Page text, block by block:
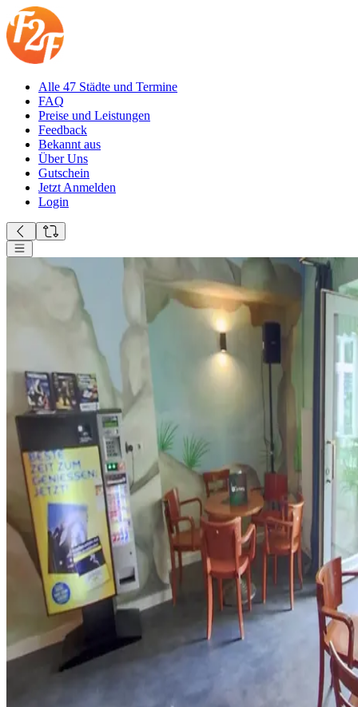
Alle 47 Städte und Termine
FAQ
Preise und Leistungen
Feedback
Bekannt aus
Über Uns
Gutschein
Jetzt Anmelden
Login